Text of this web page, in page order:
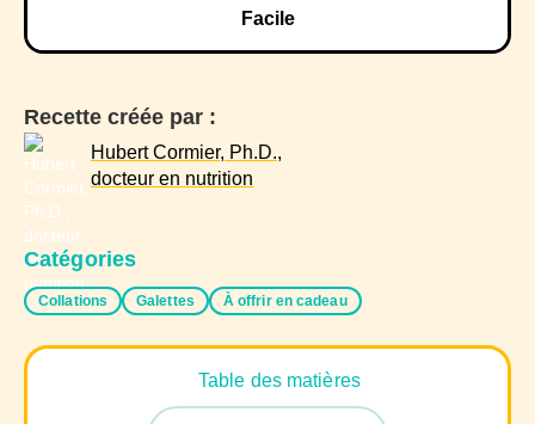
Facile
Recette créée par :
Hubert Cormier, Ph.D.,
docteur en nutrition
Catégories
Collations Galettes À offrir en cadeau
Table des matières